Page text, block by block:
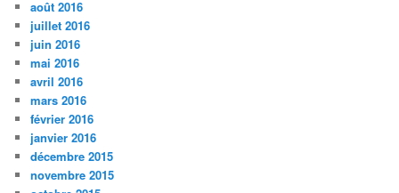
août 2016
juillet 2016
juin 2016
mai 2016
avril 2016
mars 2016
février 2016
janvier 2016
décembre 2015
novembre 2015